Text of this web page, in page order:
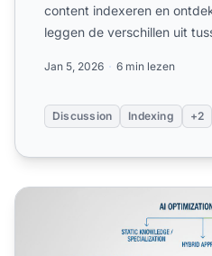
content indexeren en
leggen de verschillen uit
Jan 5, 2026 6 min lezen
Discussion Indexing +2
Optimalisatiestrategieën: